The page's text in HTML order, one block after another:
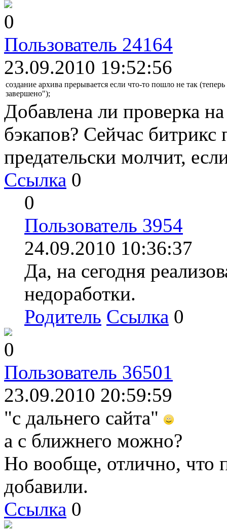
0
Пользователь 24164
23.09.2010 19:52:56
создание архива прерывается если что-то пошло не так
завершено");
Добавлена ли проверка
бэкапов? Сейчас битрикс
предательски молчит,
Ссылка 0
0
Пользователь 3954
24.09.2010 10:36:37
Да, на сегодня
недоработки.
Родитель Ссылка 0
0
Пользователь 36501
23.09.2010 20:59:59
"с дальнего сайта"
а с ближнего можно?
Но вообще, отлично, что
добавили.
Ссылка 0